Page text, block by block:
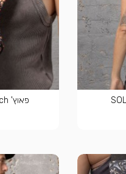
פאוץ' SOL Skinfinity Pouch